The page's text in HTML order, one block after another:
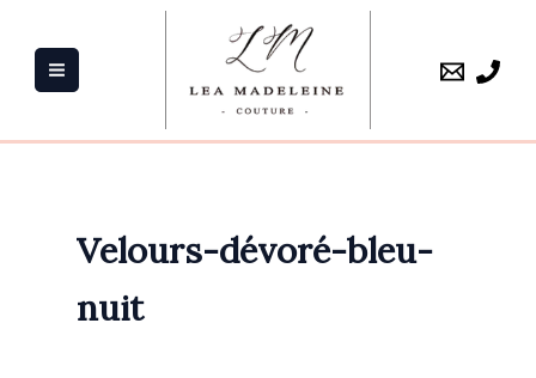
contenu
Velours-dévoré-bleu-
nuit